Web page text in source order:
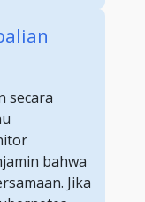
secara
bahwa
Jika